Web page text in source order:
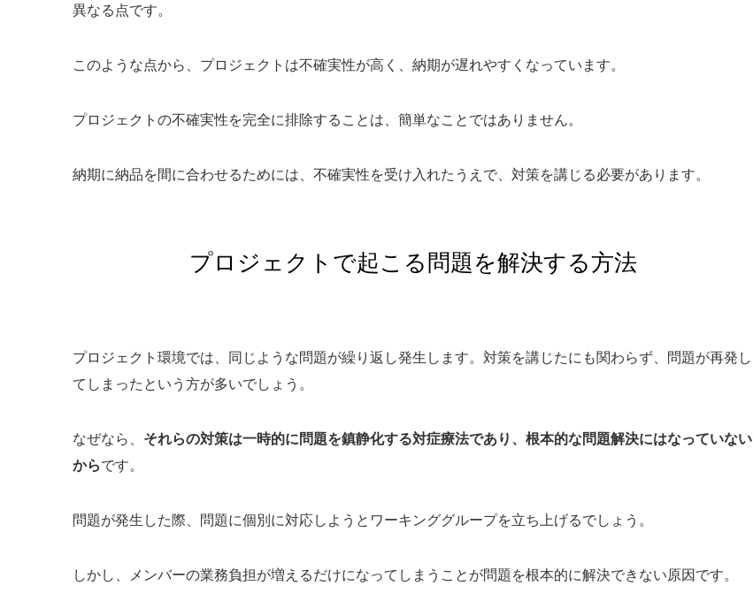
異なる点です。
このような点から、プロジェクトは不確実性が高く、納期が遅れやすくなっています。
プロジェクトの不確実性を完全に排除することは、簡単なことではありません。
納期に納品を間に合わせるためには、不確実性を受け入れたうえで、対策を講じる必要があります。
プロジェクトで起こる問題を解決する方法
プロジェクト環境では、同じような問題が繰り返し発生します。対策を講じたにも関わらず、問題が再発し
てしまったという方が多いでしょう。
なぜなら、 それらの対策は一時的に問題を鎮静化する対症療法であり、根本的な問題解決にはなっていない
からです。
問題が発生した際、問題に個別に対応しようとワーキンググループを立ち上げるでしょう。
しかし、メンバーの業務負担が増えるだけになってしまうことが問題を根本的に解決できない原因です。